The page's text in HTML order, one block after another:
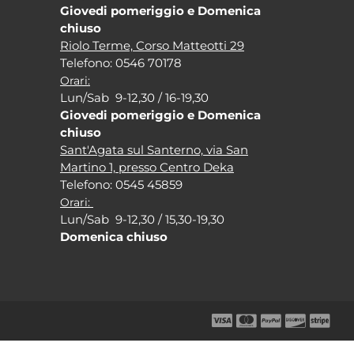
Giovedi pomeriggio e Domenica
chiuso
Riolo Terme, Corso Matteotti 29
Telefono: 0546 70178
Orari:
Lun/Sab 9-12,30 / 16-19,30
Giovedi pomeriggio e Domenica
chiuso
Sant'Agata sul Santerno, via San
Martino 1, presso Centro Deka
Telefono: 0545 45859
Orari:
Lun/Sab 9-12,30 / 15,30-19,30
Domenica chiuso